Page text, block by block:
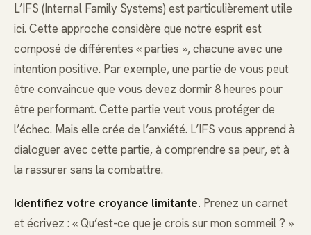
L’IFS (Internal Family Systems) est particulièrement utile
ici. Cette approche considère que notre esprit est
composé de différentes « parties », chacune avec une
intention positive. Par exemple, une partie de vous peut
être convaincue que vous devez dormir 8 heures pour
être performant. Cette partie veut vous protéger de
l’échec. Mais elle crée de l’anxiété. L’IFS vous apprend à
dialoguer avec cette partie, à comprendre sa peur, et à
la rassurer sans la combattre.
Identifiez votre croyance limitante. Prenez un carnet
et écrivez : « Qu’est-ce que je crois sur mon sommeil ? »